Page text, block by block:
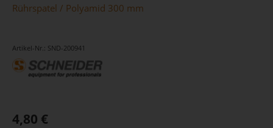
Rührspatel / Polyamid 300 mm
Artikel-Nr.: SND-200941
4,80 €